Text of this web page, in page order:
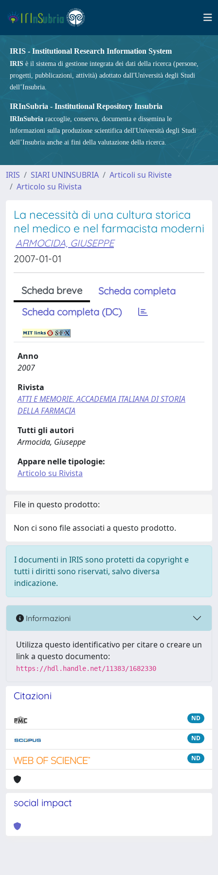
IRIS - Institutional Research Information System
IRIS è il sistema di gestione integrata dei dati della ricerca (persone,
progetti, pubblicazioni, attività) adottato dall'Università degli Studi
dell’Insubria.
IRInSubria - Institutional Repository Insubria
IRInSubria raccoglie, conserva, documenta e dissemina le
informazioni sulla produzione scientifica dell'Università degli Studi
dell’Insubria anche ai fini della valutazione della ricerca.
IRIS SIARI UNINSUBRIA
Articoli su Riviste
Articolo su Rivista
La necessità di una cultura storica
nel medico e nel farmacista moderni
ARMOCIDA, GIUSEPPE
2007-01-01
Scheda breve
Scheda completa
Scheda completa (DC)
Anno
2007
Rivista
ATTI E MEMORIE. ACCADEMIA ITALIANA DI STORIA
DELLA FARMACIA
Tutti gli autori
Armocida, Giuseppe
Appare nelle tipologie:
Articolo su Rivista
File in questo prodotto:
Non ci sono file associati a questo prodotto.
I documenti in IRIS sono protetti da copyright e
tutti i diritti sono riservati, salvo diversa
indicazione.
Informazioni
Utilizza questo identificativo per citare o creare un
link a questo documento:
https://hdl.handle.net/11383/1682330
Citazioni
ND
ND
ND
social impact